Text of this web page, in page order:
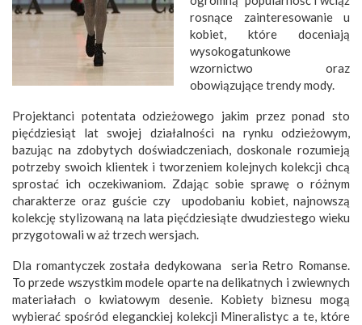
rosnące zainteresowanie u
kobiet, które doceniają
wysokogatunkowe
wzornictwo oraz
obowiązujące trendy mody.
Projektanci potentata odzieżowego jakim przez ponad sto
pięćdziesiąt lat swojej działalności na rynku odzieżowym,
bazując na zdobytych doświadczeniach, doskonale rozumieją
potrzeby swoich klientek i tworzeniem kolejnych kolekcji chcą
sprostać ich oczekiwaniom. Zdając sobie sprawę o różnym
charakterze oraz guście czy upodobaniu kobiet, najnowszą
kolekcję stylizowaną na lata pięćdziesiąte dwudziestego wieku
przygotowali w aż trzech wersjach.
Dla romantyczek została dedykowana seria Retro Romanse.
To przede wszystkim modele oparte na delikatnych i zwiewnych
materiałach o kwiatowym desenie. Kobiety biznesu mogą
wybierać spośród eleganckiej kolekcji Mineralistyc a te, które